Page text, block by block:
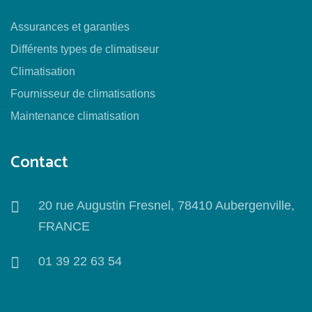
Assurances et garanties
Différents types de climatiseur
Climatisation
Fournisseur de climatisations
Maintenance climatisation
Contact
20 rue Augustin Fresnel, 78410 Aubergenville,
FRANCE
01 39 22 63 54